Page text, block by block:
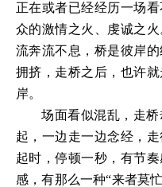
正在或者已经经历一场
众的激情之火、虔诚之
流奔流不息，桥是彼岸
拥挤，走桥之后，也许
岸。
场面看似混乱，走
起，一边走一边念经，
起时，停顿一秒，有节
感，有那么一种“来者莫